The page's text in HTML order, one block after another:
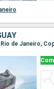
de Janeiro,